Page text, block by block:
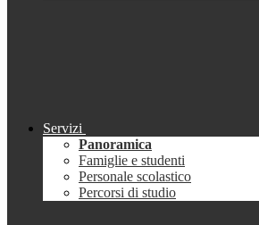
Servizi
Panoramica
Famiglie e studenti
Personale scolastico
Percorsi di studio